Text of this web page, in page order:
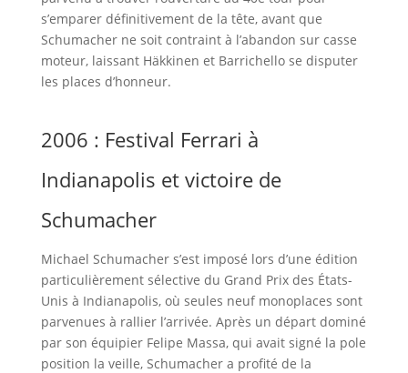
s’emparer définitivement de la tête, avant que
Schumacher ne soit contraint à l’abandon sur casse
moteur, laissant Häkkinen et Barrichello se disputer
les places d’honneur.
2006 : Festival Ferrari à
Indianapolis et victoire de
Schumacher
Michael Schumacher s’est imposé lors d’une édition
particulièrement sélective du Grand Prix des États-
Unis à Indianapolis, où seules neuf monoplaces sont
parvenues à rallier l’arrivée. Après un départ dominé
par son équipier Felipe Massa, qui avait signé la pole
position la veille, Schumacher a profité de la